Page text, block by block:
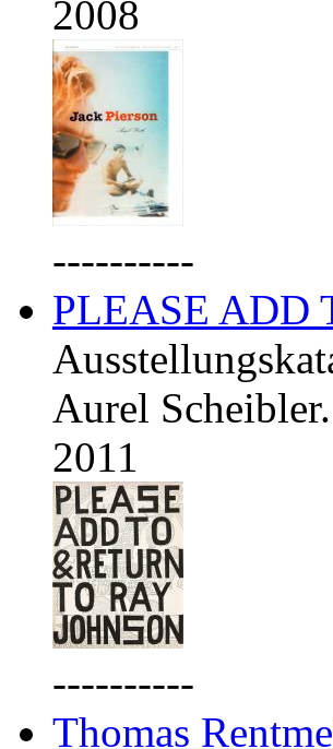
2008
----------
PLEASE ADD
Aurel
2011
----------
Thomas